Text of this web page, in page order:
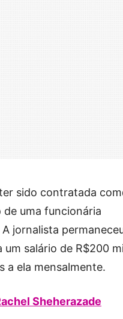
sido contratada
de uma funcionária
jornalista
um salário de R$200
a ela mensalmente.
Sheherazade